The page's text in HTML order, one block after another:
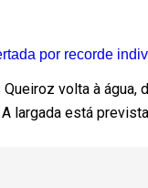
por recorde
volta à
largada está